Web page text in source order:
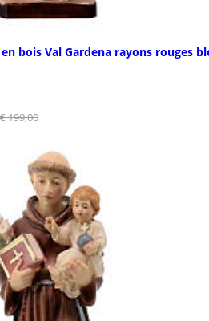
bois Val Gardena rayons rouges
€ 199,00